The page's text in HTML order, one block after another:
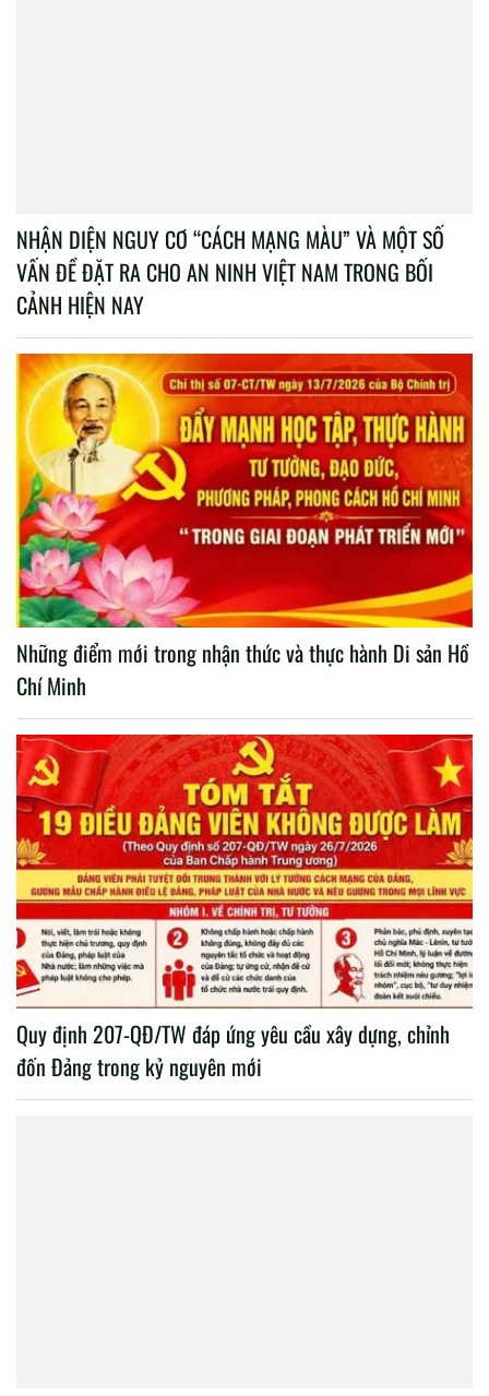
NHẬN DIỆN NGUY CƠ “CÁCH MẠNG MÀU” VÀ MỘT SỐ
VẤN ĐỀ ĐẶT RA CHO AN NINH VIỆT NAM TRONG BỐI
CẢNH HIỆN NAY
Những điểm mới trong nhận thức và thực hành Di sản Hồ
Chí Minh
Quy định 207-QĐ/TW đáp ứng yêu cầu xây dựng, chỉnh
đốn Đảng trong kỷ nguyên mới